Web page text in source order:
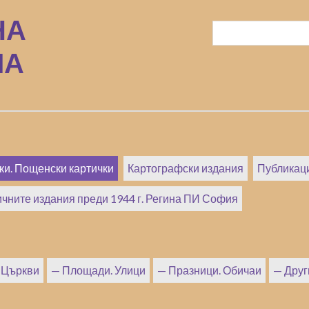
Пощенски картички Картографски издания
издания преди 1944 г. Регина ПИ София
Църкви Площади. Улици Празници. Обичаи